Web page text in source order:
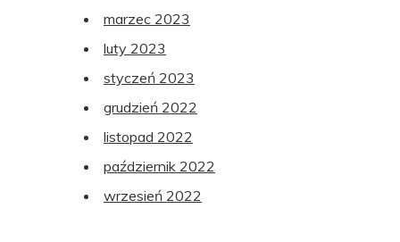
marzec 2023
luty 2023
styczeń 2023
grudzień 2022
listopad 2022
październik 2022
wrzesień 2022